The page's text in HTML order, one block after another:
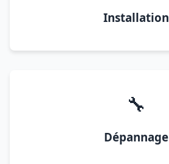
Installation
🔧
Dépannage